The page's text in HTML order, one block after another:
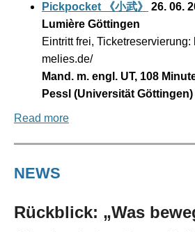
Pickpocket 《小武》
26. 06.
Lumière Göttingen
Eintritt frei, Ticketreservierung:
melies.de/
Mand. m. engl. UT, 108
Pessl (Universität Göttingen)
Read more
NEWS
Rückblick: „Was